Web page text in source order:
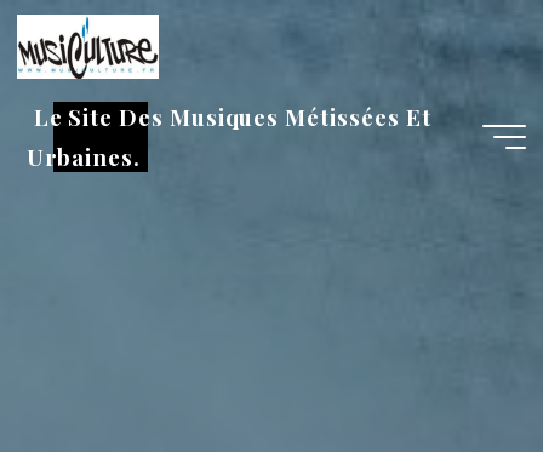
Aller
au
contenu
Le Site Des Musiques Métissées Et
Urbaines.